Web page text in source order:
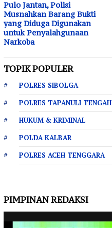
Pulo Jantan, Polisi
Musnahkan Barang Bukti
yang Diduga Digunakan
untuk Penyalahgunaan
Narkoba
TOPIK POPULER
POLRES SIBOLGA
POLRES TAPANULI TENGAH
HUKUM & KRIMINAL
POLDA KALBAR
POLRES ACEH TENGGARA
PIMPINAN REDAKSI